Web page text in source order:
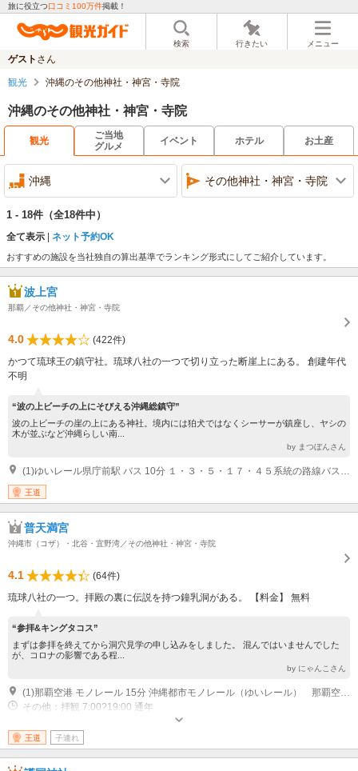
旅に役立つ口コミ100万件掲載！
検索 行きたい メニュー
ゲスト さん
観光 沖縄のその他神社・神宮・寺院
沖縄のその他神社・神宮・寺院
観光
ご当地
グルメ
イベント ホテル お土産
沖縄 その他神社・神宮・寺院
1 - 18件 （全18件中）
全て表示 ネット予約OK
おすすめの施設を当社独自の算出基準でランキング形式にしてご紹介しています。
波上宮
那覇／その他神社・神宮・寺院
4.0
(422件)
かつて琉球王の鎮守社。琉球八社の一つで切り立った断崖上にある。 創建年代
不明
“波の上ビーチの上にそびえる沖縄総鎮守”
波の上ビーチの崖の上にある神社。境内には狛犬ではなくシーサーが鎮座し、ヤシの
木が並ぶなど沖縄らしい南...
by まつぼんさん
王道
普天満宮
沖縄市（コザ）・北谷・宜野湾／その他神社・神宮・寺院
4.1
(64件)
琉球八社の一つ。拝殿の裏に伝説を持つ鐘乳洞がある。 【料金】 無料
“参拝&キングタコス”
まずは参拝を終えてから洞穴見学の申し込みをしました。 混んではいませんでした
が、コロナの影響である程...
by にゃんこさん
その他：拝観 7:00?19:00 通年
王道 子連れ